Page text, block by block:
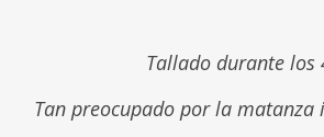
Tallado durante los
Tan preocupado por la